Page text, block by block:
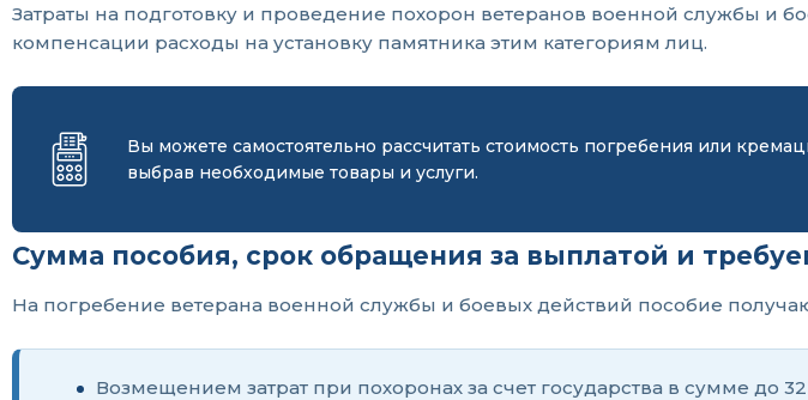
Затраты на подготовку и проведение похорон ветеранов военной службы и
компенсации расходы на установку памятника этим категориям лиц.
Вы можете самостоятельно рассчитать стоимость погребения или
выбрав необходимые товары и услуги.
Сумма пособия, срок обращения за выплатой и
На погребение ветерана военной службы и боевых действий пособие
Возмещением затрат при похоронах за счет государства в сумме до